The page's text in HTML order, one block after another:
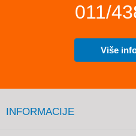
011/
Više
INFORMACIJE